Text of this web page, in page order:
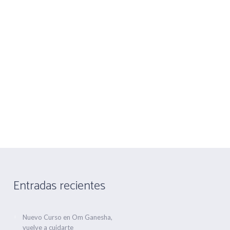
Entradas recientes
Nuevo Curso en Om Ganesha,
vuelve a cuidarte